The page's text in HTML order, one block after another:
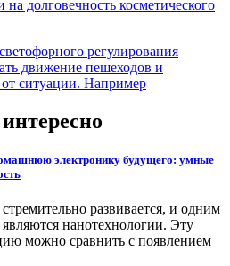
долговечность косметического
регулирования
движение пешеходов и
от ситуации. Например
электронику будущего: умные
развивается, и одним
нанотехнологии. Эту
можно сравнить с появлением